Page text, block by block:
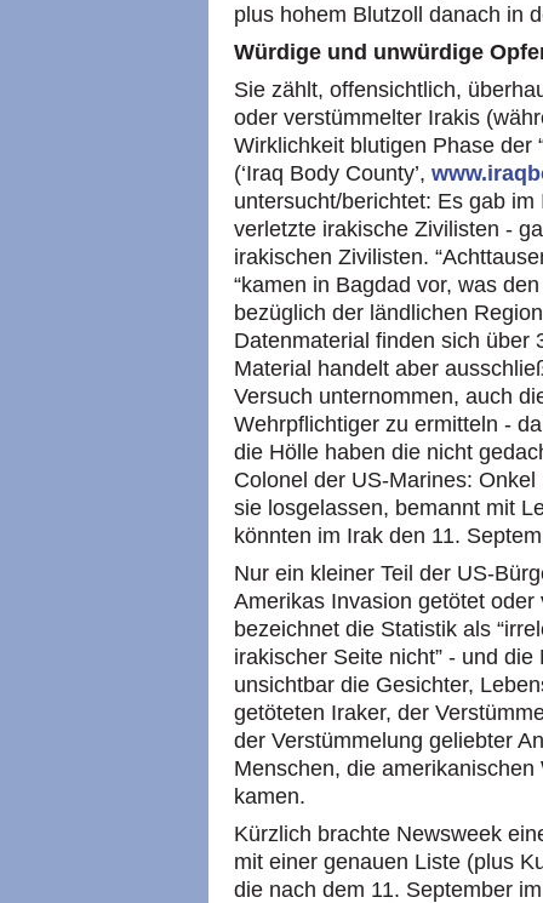
plus hohem Blutzoll danach in
Würdige und unwürdige
Sie zählt, offensichtlich,
oder verstümmelter Irakis
Wirklichkeit blutigen Phase der
(‘Iraq Body County’,
untersucht/berichtet: Es gab im
verletzte irakische Zivilisten -
irakischen Zivilisten.
“kamen in Bagdad vor, was
bezüglich der ländlichen
Datenmaterial finden sich über
Material handelt aber
Versuch unternommen, auch
Wehrpflichtiger zu ermitteln -
die Hölle haben die nicht
Colonel der US-Marines:
sie losgelassen, bemannt mit
könnten im Irak den 11.
Nur ein kleiner Teil der US-
Amerikas Invasion getötet
bezeichnet die Statistik als
irakischer Seite nicht” - und
unsichtbar die Gesichter,
getöteten Iraker, der
der Verstümmelung geliebter
Menschen, die
kamen.
Kürzlich brachte Newsweek
mit einer genauen Liste (plus
die nach dem 11. September